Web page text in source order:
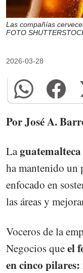
Las compañías
FOTO
2026-03-28
Por José A.
La
ha mantenido un
enfocado en
las áreas y
Voceros de la
Negocios queel
en cinco